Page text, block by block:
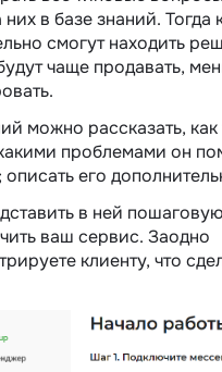
них в базе знаний. Тогда
смогут находить
чаще продавать,
можно рассказать,
проблемами он
описать его
в ней
ваш сервис. Заодно
клиенту, что